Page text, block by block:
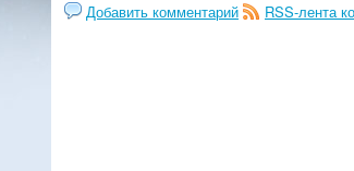
Добавить комментарий
RSS-лента